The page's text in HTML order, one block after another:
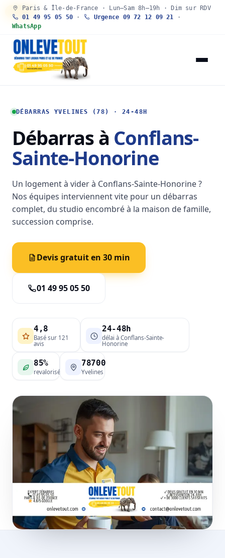
Paris & Île-de-France · Lun–Sam 8h–19h · Dim sur RDV
01 49 95 05 50 · Urgence 09 72 12 09 21 ·
WhatsApp
DÉBARRAS YVELINES (78) · 24-48H
Débarras à Conflans-
Sainte-Honorine
Un logement à vider à Conflans-Sainte-Honorine ?
Nos équipes interviennent vite pour un débarras
complet, du studio encombré à la maison de famille,
succession comprise.
Devis gratuit en 30 min
01 49 95 05 50
4,8
Basé sur 121
avis
24-48h
délai à Conflans-Sainte-
Honorine
85%
revalorisé
78700
Yvelines
30 SEC